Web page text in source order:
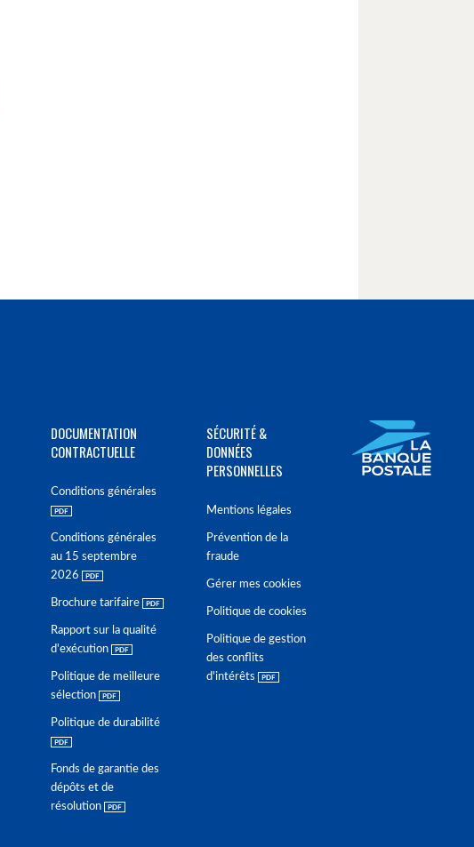
DOCUMENTATION
CONTRACTUELLE
Conditions générales
Conditions générales
au 15 septembre
2026
Brochure tarifaire
Rapport sur la qualité
d'exécution
Politique de meilleure
sélection
Politique de durabilité
Fonds de garantie des
dépôts et de
résolution
SÉCURITÉ &
DONNÉES
PERSONNELLES
Mentions légales
Prévention de la
fraude
Gérer mes cookies
Politique de cookies
Politique de gestion
des conflits
d'intérêts